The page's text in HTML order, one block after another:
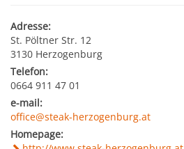
Stadtnachrichten
Fotogalerien
Formulare
Jugend
Institutionen & Vereine
Freizeitmöglichkeiten
Heurigenkalender
Sehenswertes
Gastronomie
Standortinformationen
Strategische Lage
Verkehr
Adresse:
St. Pöltner Str. 12
3130 Herzogenburg
Telefon:
0664 911 47 01
e-mail:
office@steak-herzogenburg.at
Homepage: